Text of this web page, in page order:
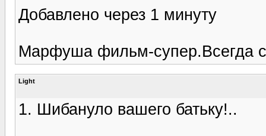
Добавлено через 1 минуту
Марфуша фильм-супер.Всегда
Light
1. Шибануло вашего батьку!..